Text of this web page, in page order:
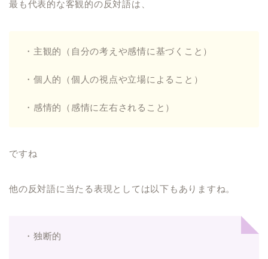
最も代表的な客観的の反対語は、
・主観的（自分の考えや感情に基づくこと）
・個人的（個人の視点や立場によること）
・感情的（感情に左右されること）
ですね
他の反対語に当たる表現としては以下もありますね。
・独断的